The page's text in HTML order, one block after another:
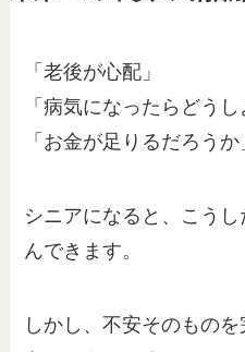
「老後が心配」
「病気になったらどうし
「お金が足りるだろうか
シニアになると、こう
んできます。
しかし、不安そのもの